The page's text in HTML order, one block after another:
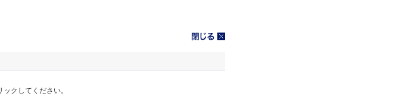
クしてください。